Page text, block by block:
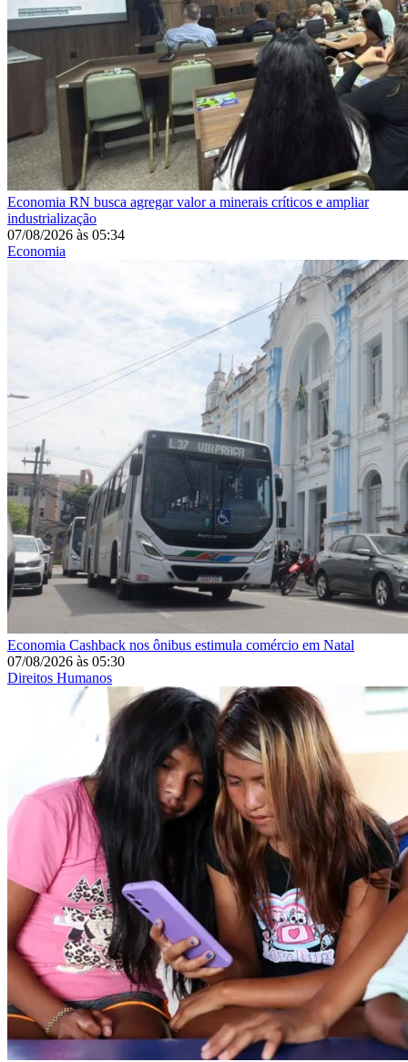
Economia RN busca agregar valor a minerais críticos e ampliar
industrialização
07/08/2026 às 05:34
Economia
Economia Cashback nos ônibus estimula comércio em Natal
07/08/2026 às 05:30
Direitos Humanos